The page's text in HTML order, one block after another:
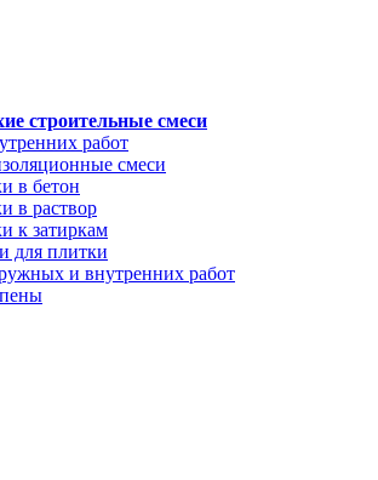
строительные смеси
работ
смеси
в бетон
в раствор
к затиркам
для плитки
и внутренних работ